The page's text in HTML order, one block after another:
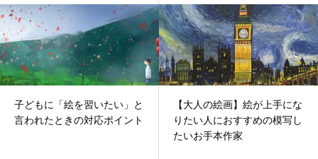
子どもに「絵を習いたい」と
言われたときの対応ポイント
【大人の絵画】絵が上手にな
りたい人におすすめの模写し
たいお手本作家